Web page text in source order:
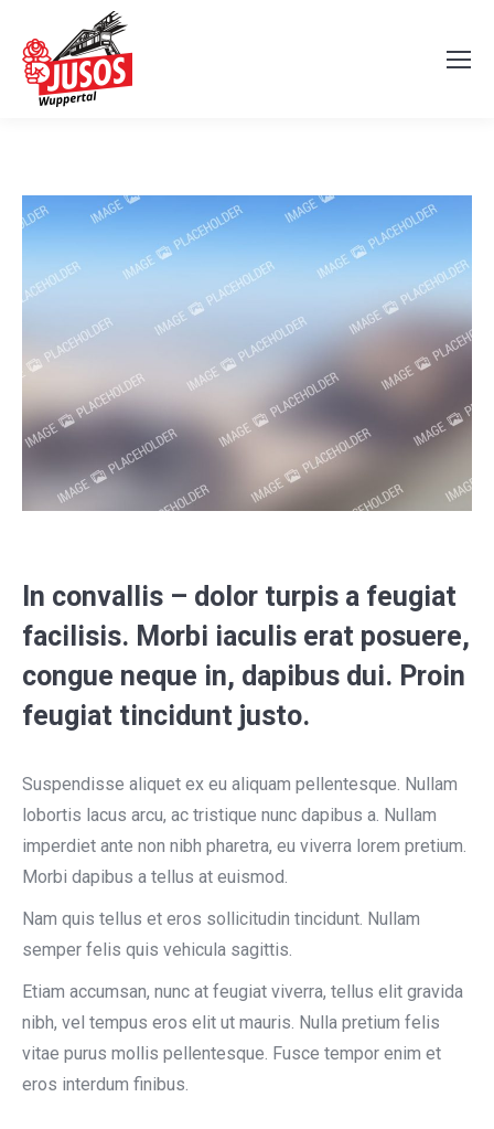
In convallis – dolor turpis a feugiat
facilisis. Morbi iaculis erat posuere,
congue neque in, dapibus dui. Proin
feugiat tincidunt justo.
Suspendisse aliquet ex eu aliquam pellentesque. Nullam
lobortis lacus arcu, ac tristique nunc dapibus a. Nullam
imperdiet ante non nibh pharetra, eu viverra lorem pretium.
Morbi dapibus a tellus at euismod.
Nam quis tellus et eros sollicitudin tincidunt. Nullam
semper felis quis vehicula sagittis.
Etiam accumsan, nunc at feugiat viverra, tellus elit gravida
nibh, vel tempus eros elit ut mauris. Nulla pretium felis
vitae purus mollis pellentesque. Fusce tempor enim et
eros interdum finibus.